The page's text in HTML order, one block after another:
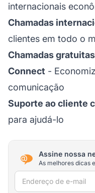
internacionais
Chamadas
clientes em todo o
Chamadas
Connect -
comunicação
Suporte ao cliente
para ajudá-lo
Assine nossa
As melhores dicas
Endereço de e-mail